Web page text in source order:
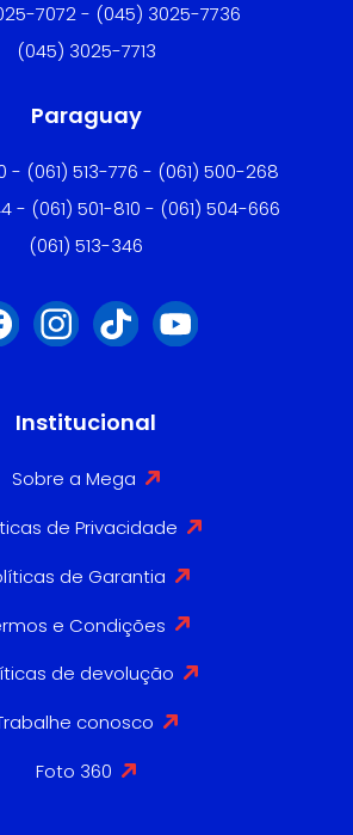
7072 - (045) 3025-7736
(045) 3025-7713
Paraguay
- (061) 513-776 - (061) 500-268
- (061) 501-810 - (061) 504-666
(061) 513-346
Institucional
Sobre a Mega
de Privacidade
de Garantia
e Condições
de devolução
conosco
Foto 360